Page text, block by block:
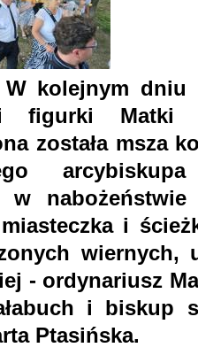
W kolejnym dniu
figurki Matki
została msza
w
i
wiernych,
- ordynariusz
i biskup
Ptasińska.